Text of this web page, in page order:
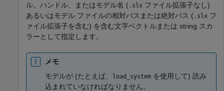
ル。ハンドル、またはモデル名 ( .slx ファイル拡張子なし)
あるいはモデル ファイルの相対パスまたは絶対パス ( .slx フ
ァイル拡張子を含む) を含む文字ベクトルまたは string スカ
ラーとして指定します。
メモ
モデルが (たとえば、
load_system を使用して) 読み
込まれていなければなりません。